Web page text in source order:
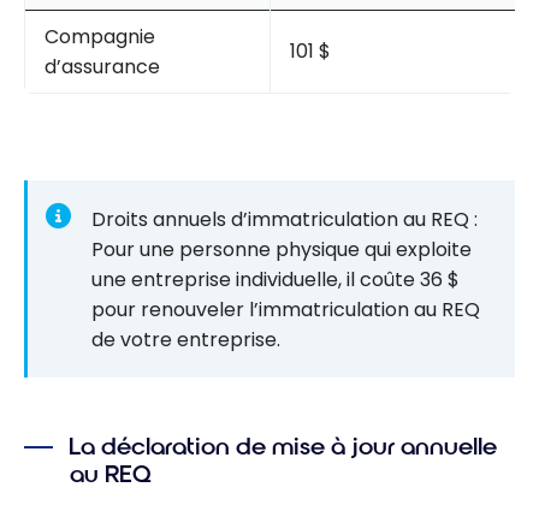
Compagnie
d’assurance
101 $
Droits annuels d’immatriculation au REQ :
Pour une personne physique qui exploite
une entreprise individuelle, il coûte 36 $
pour renouveler l’immatriculation au REQ
de votre entreprise.
La déclaration de mise à jour annuelle
au REQ